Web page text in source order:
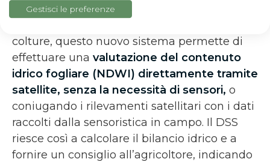
agricoltori nell’uso efficiente risorse irrigue.
colture, questo nuovo sistema permette di
effettuare una valutazione del contenuto
idrico fogliare (NDWI) direttamente tramite
satellite, senza la necessità di sensori, o
coniugando i rilevamenti satellitari con i dati
raccolti dalla sensoristica in campo. Il DSS
riesce così a calcolare il bilancio idrico e a
fornire un consiglio all’agricoltore, indicando
Gestisci le preferenze